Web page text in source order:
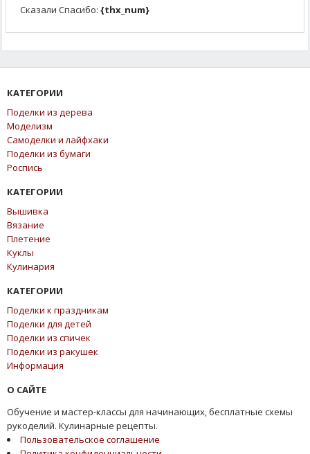
Сказали Спасибо: {thx_num}
КАТЕГОРИИ
Поделки из дерева
Моделизм
Самоделки и лайфхаки
Поделки из бумаги
Роспись
КАТЕГОРИИ
Вышивка
Вязание
Плетение
Куклы
Кулинария
КАТЕГОРИИ
Поделки к праздникам
Поделки для детей
Поделки из спичек
Поделки из ракушек
Информация
О САЙТЕ
Обучение и мастер-классы для начинающих, бесплатные схемы
рукоделий. Кулинарные рецепты.
Пользовательское соглашение